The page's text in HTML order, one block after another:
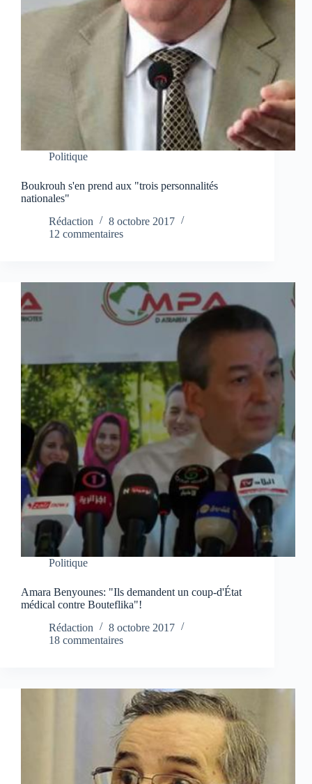
Politique
Boukrouh s'en prend aux "trois personnalités
nationales"
Rédaction
8 octobre 2017
12 commentaires
Politique
Amara Benyounes: "Ils demandent un coup-d'État
médical contre Bouteflika"!
Rédaction
8 octobre 2017
18 commentaires